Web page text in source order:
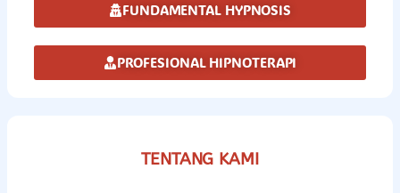
FUNDAMENTAL HYPNOSIS
PROFESIONAL HIPNOTERAPI
TENTANG KAMI